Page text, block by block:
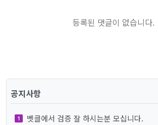
등록된 댓글이 없습니다.
공지사항
벳클에서 검증 잘 하시는분 모십니다.